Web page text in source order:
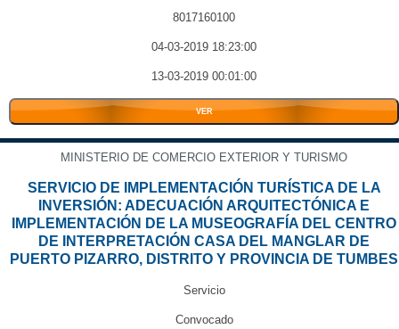
8017160100
04-03-2019 18:23:00
13-03-2019 00:01:00
VER
MINISTERIO DE COMERCIO EXTERIOR Y TURISMO
SERVICIO DE IMPLEMENTACIÓN TURÍSTICA DE LA
INVERSIÓN: ADECUACIÓN ARQUITECTÓNICA E
IMPLEMENTACIÓN DE LA MUSEOGRAFÍA DEL CENTRO
DE INTERPRETACIÓN CASA DEL MANGLAR DE
PUERTO PIZARRO, DISTRITO Y PROVINCIA DE TUMBES
Servicio
Convocado